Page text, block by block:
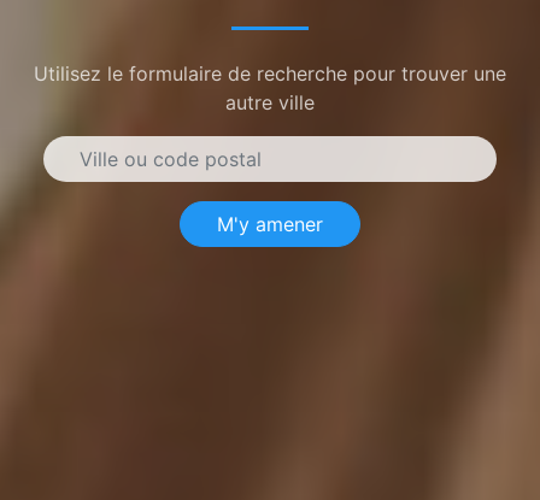
Utilisez le formulaire de recherche pour trouver une
autre ville
M'y amener